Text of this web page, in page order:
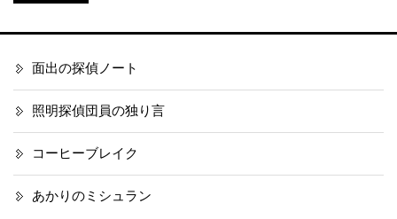
面出の探偵ノート
照明探偵団員の独り言
コーヒーブレイク
あかりのミシュラン